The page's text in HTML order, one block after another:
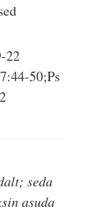
22
50;Ps
seda
asuda